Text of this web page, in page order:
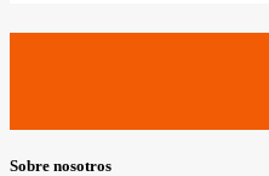
Sobre nosotros